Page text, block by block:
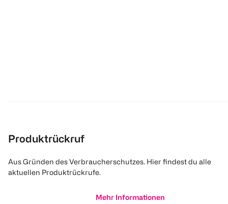
Produktrückruf
Aus Gründen des Verbraucherschutzes. Hier findest du alle
aktuellen Produktrückrufe.
Mehr Informationen